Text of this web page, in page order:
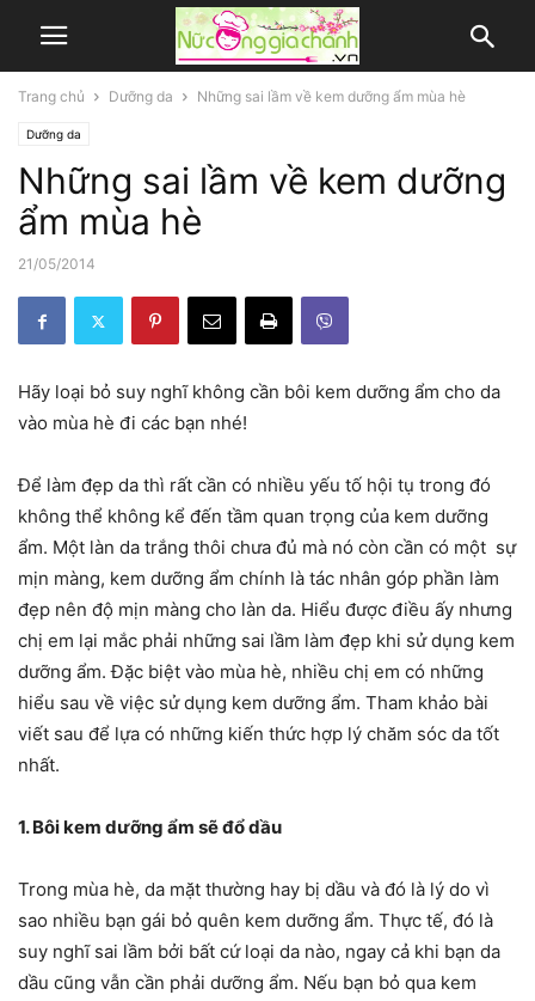
Trang chủ Dưỡng da Những sai lầm về kem dưỡng ẩm mùa hè
Dưỡng da
Những sai lầm về kem dưỡng
ẩm mùa hè
21/05/2014
Hãy loại bỏ suy nghĩ không cần bôi kem dưỡng ẩm cho da
vào mùa hè đi các bạn nhé!
Để làm đẹp da thì rất cần có nhiều yếu tố hội tụ trong đó
không thể không kể đến tầm quan trọng của kem dưỡng
ẩm. Một làn da trắng thôi chưa đủ mà nó còn cần có một sự
mịn màng, kem dưỡng ẩm chính là tác nhân góp phần làm
đẹp nên độ mịn màng cho làn da. Hiểu được điều ấy nhưng
chị em lại mắc phải những sai lầm làm đẹp khi sử dụng kem
dưỡng ẩm. Đặc biệt vào mùa hè, nhiều chị em có những
hiểu sau về việc sử dụng kem dưỡng ẩm. Tham khảo bài
viết sau để lựa có những kiến thức hợp lý chăm sóc da tốt
nhất.
1. Bôi kem dưỡng ẩm sẽ đổ dầu
Trong mùa hè, da mặt thường hay bị dầu và đó là lý do vì
sao nhiều bạn gái bỏ quên kem dưỡng ẩm. Thực tế, đó là
suy nghĩ sai lầm bởi bất cứ loại da nào, ngay cả khi bạn da
dầu cũng vẫn cần phải dưỡng ẩm. Nếu bạn bỏ qua kem